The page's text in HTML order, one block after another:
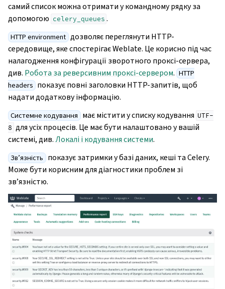
самий список можна отримати у командному рядку за
допомогою celery_queues .
HTTP environment дозволяє переглянути HTTP-
середовище, яке спостерігає Weblate. Це корисно під час
налагодження конфігурації зворотного проксі-сервера,
див. Робота за реверсивним проксі-сервером. HTTP
headers показує повні заголовки HTTP-запитів, щоб
надати додаткову інформацію.
Системне кодування має містити у списку кодування UTF-
8 для усіх процесів. Це має бути налаштовано у вашій
системі, див.Локалі і кодування системи.
Зв’язність показує затримки у базі даних, кеші та Celery.
Може бути корисним для діагностики проблем зі
зв’язністю.